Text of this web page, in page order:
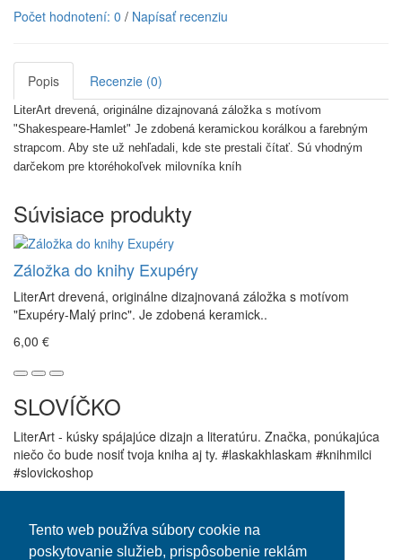
Tento web používa súbory cookie na
poskytovanie služieb, prispôsobenie reklám
Počet hodnotení: 0 / Napísať recenziu
Popis Recenzie (0)
LiterArt drevená, originálne dizajnovaná záložka s motívom
"Shakespeare-Hamlet" Je zdobená keramickou korálkou a farebným
strapcom. Aby ste už nehľadali, kde ste prestali čítať. Sú vhodným
darčekom pre ktoréhokoľvek milovníka kníh
Súvisiace produkty
Záložka do knihy Exupéry
LiterArt drevená, originálne dizajnovaná záložka s motívom
"Exupéry-Malý princ". Je zdobená keramick..
6,00 €
SLOVÍČKO
LiterArt - kúsky spájajúce dizajn a literatúru. Značka, ponúkajúca
niečo čo bude nosiť tvoja kniha aj ty. #laskakhlaskam #knihmilci
#slovickoshop
O Slovíčku
Obchodné podmienky
Kontaktujte nás
Reklamácie